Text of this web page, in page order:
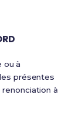
ou à
présentes
à